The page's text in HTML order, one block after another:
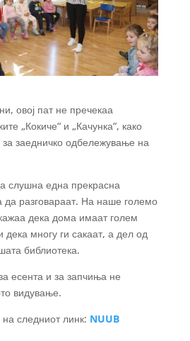
овој пат не пречекаа
„Кокиче“ и „Качунка“, како
за заедничко одбележување на
слушна една прекрасна
да разговараат. На наше големо
дека дома имаат голем
дека многу ги сакаат, а дел од
библиотека.
есента и за запчиња не
видување.
следниот линк: NUUB